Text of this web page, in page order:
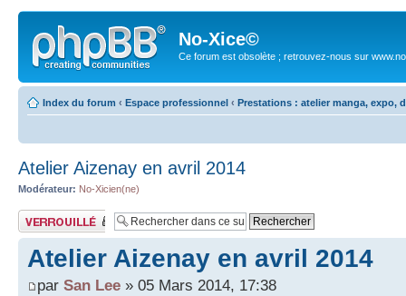
No-Xice©
Ce forum est obsolète ; retrouvez-nous sur
Index du forum ‹ Espace professionnel ‹ Prestations : atelier manga, expo,
Atelier Aizenay en avril 2014
Modérateur: No-Xicien(ne)
Sujet verrouillé
Atelier Aizenay en avril 2014
par San Lee » 05 Mars 2014, 17:38